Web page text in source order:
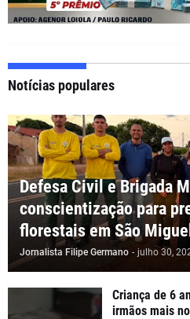
Notícias populares
Defesa Civil e Brigada
conscientização para
florestais em São
Jornalista Filipe Germano - julho 30,
Criança de 6
irmãos mais